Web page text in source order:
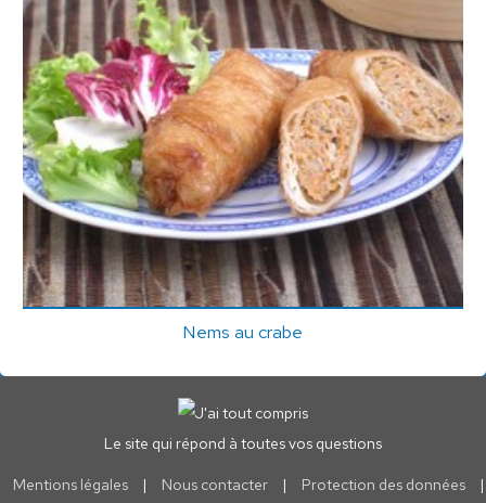
Nems au crabe
Le site qui répond à toutes vos questions
Mentions légales | Nous contacter | Protection des données |